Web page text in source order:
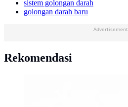
sistem golongan darah
golongan darah baru
Advertisement
Rekomendasi